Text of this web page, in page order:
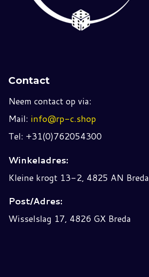
Contact
Neem contact op via:
Mail: info@rp-c.shop
Tel: +31(0)762054300
Winkeladres:
Kleine krogt 13-2, 4825 AN Breda
Post/Adres:
Wisselslag 17, 4826 GX Breda